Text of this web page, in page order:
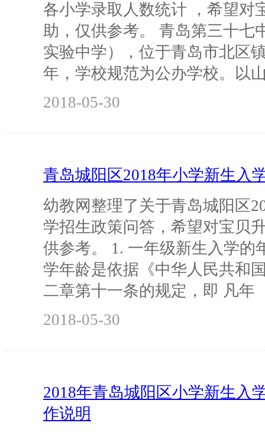
各小学录取人数统计 ，希望对
助，仅供参考。 青岛第三十七
实验中学），位于青岛市北区
年，学校规范为公办学校。以
2018-05-30
青岛城阳区2018年小学新生入
幼教网整理了关于青岛城阳区
学招生政策问答，希望对宝贝
供参考。 1. 一年级新生入学的
学年龄是依据《中华人民共和
二章第十一条的规定，即 凡年
2018-05-30
2018年青岛城阳区小学新生入
作说明